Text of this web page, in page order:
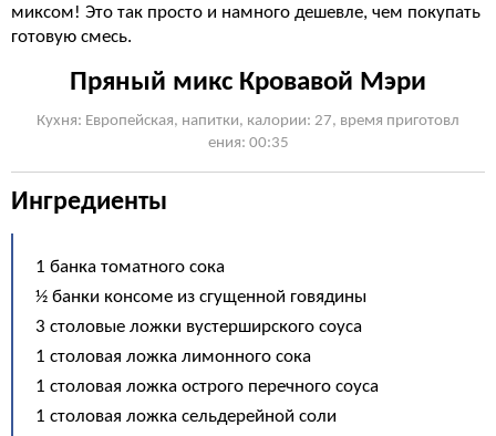
миксом! Это так просто и намного дешевле, чем покупать
готовую смесь.
Пряный микс Кровавой Мэри
Кухня: Европейская, напитки, калории: 27, время приготовл
ения: 00:35
Ингредиенты
1 банка томатного сока
½ банки консоме из сгущенной говядины
3 столовые ложки вустерширского соуса
1 столовая ложка лимонного сока
1 столовая ложка острого перечного соуса
1 столовая ложка сельдерейной соли